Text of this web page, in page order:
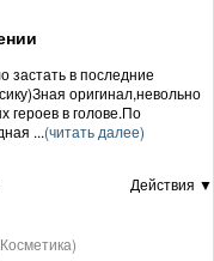
застать в последние
оригинал,невольно
героев в голове.По
...(читать далее)
Действия ▼